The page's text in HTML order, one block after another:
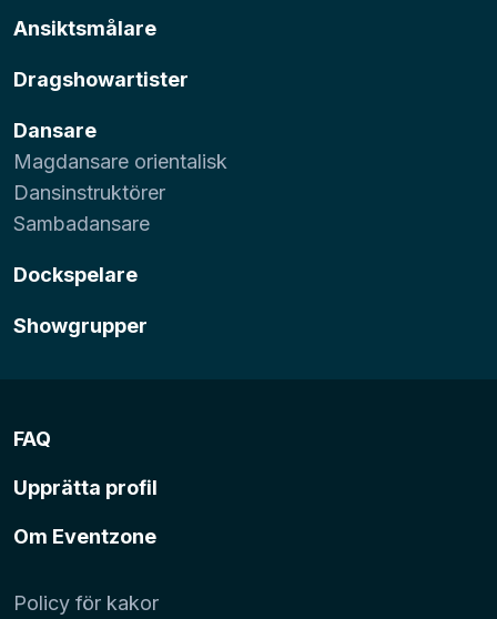
Ansiktsmålare
Dragshowartister
Dansare
Magdansare orientalisk
Dansinstruktörer
Sambadansare
Dockspelare
Showgrupper
FAQ
Upprätta profil
Om Eventzone
Policy för kakor